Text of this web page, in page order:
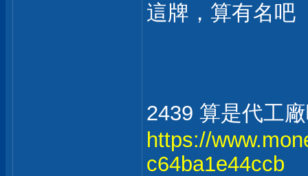
這牌，算有名吧
2439 算是代工
https://
c64ba1e44ccb